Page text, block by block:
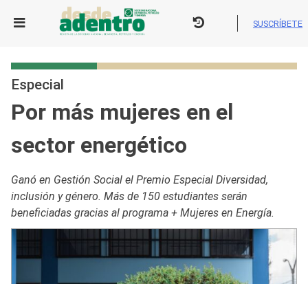
SUSCRÍBETE
Especial
Por más mujeres en el
sector energético
Ganó en Gestión Social el Premio Especial Diversidad,
inclusión y género. Más de 150 estudiantes serán
beneficiadas gracias al programa + Mujeres en Energía.